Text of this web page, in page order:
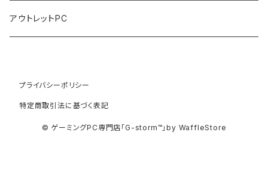
プロジェクタ
アウトレットPC
プライバシーポリシー
特定商取引法に基づく表記
© ゲーミングPC専門店「G-storm™」by WaffleStore